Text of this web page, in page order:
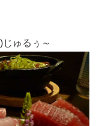
ゅるぅ～